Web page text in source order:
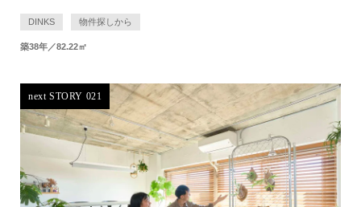
DINKS 物件探しから
築38年／82.22㎡
next STORY 021